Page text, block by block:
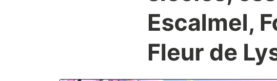
Escalmel,
Fleur de